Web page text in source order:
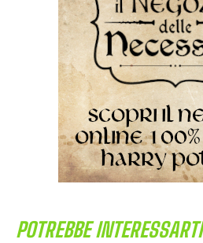
POTREBBE INTERESSARTI